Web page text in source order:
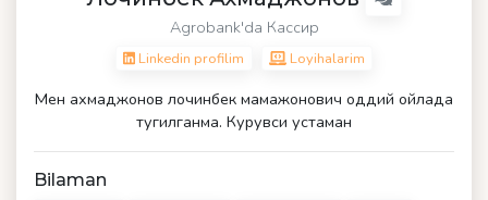
Agrobank'da Кассир
Linkedin profilim Loyihalarim
Мен ахмаджонов лочинбек мамажонович оддий ойлада
тугилганма. Курувси устаман
Bilaman